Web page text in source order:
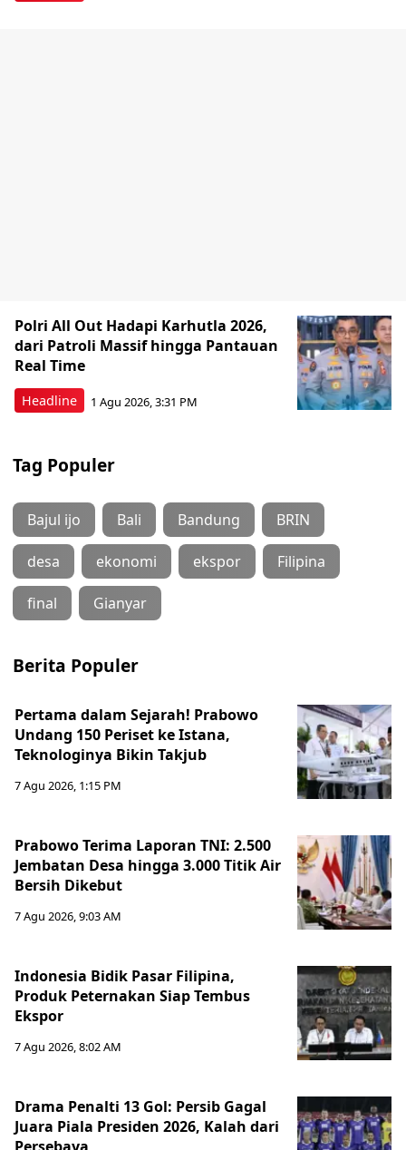
Headline
Polri All Out Hadapi Karhutla 2026,
dari Patroli Massif hingga Pantauan
Real Time
1 Agu 2026, 3:31 PM
Tag Populer
Bajul ijo Bali Bandung BRIN
desa ekonomi ekspor Filipina
final Gianyar
Berita Populer
Pertama dalam Sejarah! Prabowo
Undang 150 Periset ke Istana,
Teknologinya Bikin Takjub
7 Agu 2026, 1:15 PM
Prabowo Terima Laporan TNI: 2.500
Jembatan Desa hingga 3.000 Titik Air
Bersih Dikebut
7 Agu 2026, 9:03 AM
Indonesia Bidik Pasar Filipina,
Produk Peternakan Siap Tembus
Ekspor
7 Agu 2026, 8:02 AM
Drama Penalti 13 Gol: Persib Gagal
Juara Piala Presiden 2026, Kalah dari